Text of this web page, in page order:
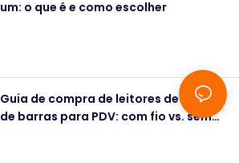
um: o que é e como escolher
Guia de compra de leitores de código
de barras para PDV: com fio vs. sem